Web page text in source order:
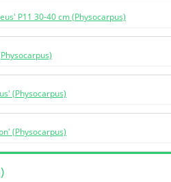
P11 30-40 cm (Physocarpus)
(Physocarpus)
(Physocarpus)